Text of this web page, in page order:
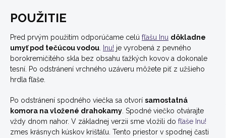
POUŽITIE
Pred prvým použitím odporúčame celú fľašu Inu dôkladne
umyť pod tečúcou vodou
Inu! je vyrobená z pevného
borokremičitého skla bez obsahu ťažkých kovov a dokonale
tesní. Po odstránení vrchného uzáveru môžete piť z užšieho
hrdla fľaše.
Po odstránení spodného viečka sa otvorí samostatná
komora na vložené drahokamy . Spodné viečko otvárajte
vždy dnom nahor. V základnej verzii sme vložili do fľaše Inu!
zmes krásnych kúskov krištáľu. Tento priestor v spodnej časti